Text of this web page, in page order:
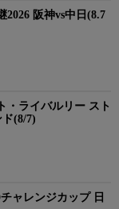
2026 阪神vs中日(8.7
・ライバルリー スト
(8/7)
ャレンジカップ 日